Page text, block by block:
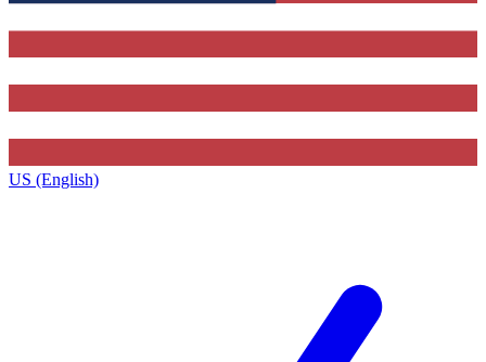
US (English)